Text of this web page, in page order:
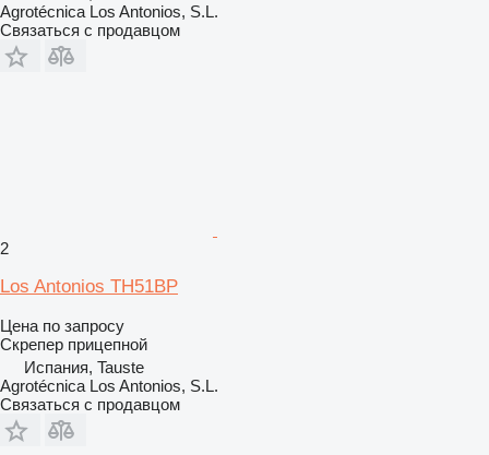
Agrotécnica Los Antonios, S.L.
Связаться с продавцом
2
Los Antonios TH51BP
Цена по запросу
Скрепер прицепной
Испания, Tauste
Agrotécnica Los Antonios, S.L.
Связаться с продавцом